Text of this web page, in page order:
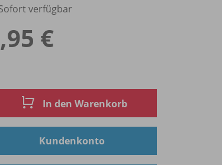
verfügbar
€
In den Warenkorb
Kundenkonto